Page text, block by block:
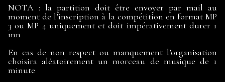
NOTA : la partition doit être envoyer par mail au
moment de l’inscription à la compétition en format MP
3 ou MP 4 uniquement et doit impérativement durer 1
mn
En cas de non respect ou manquement l’organisation
choisira aléatoirement un morceau de musique de 1
minute